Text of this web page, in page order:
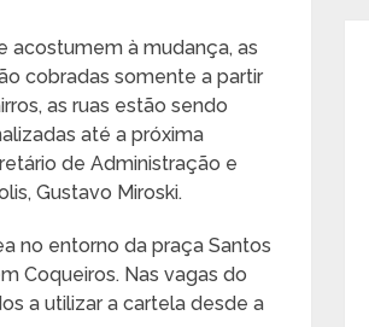
acostumem à mudança, as
cobradas somente a partir
as ruas estão sendo
até a próxima
de Administração e
Gustavo Miroski.
no entorno da praça Santos
Coqueiros. Nas vagas do
a utilizar a cartela desde a